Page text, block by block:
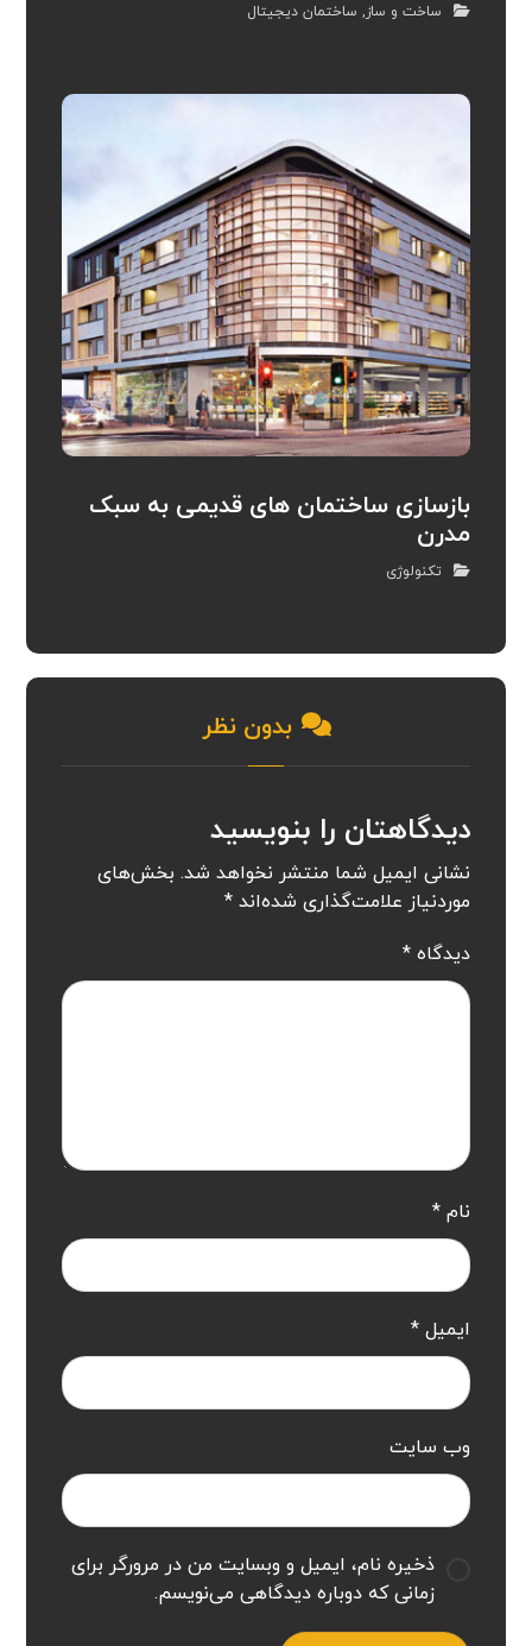
ساخت و ساز, ساختمان دیجیتال
بازسازی ساختمان های قدیمی به سبک
مدرن
تکنولوژی
بدون نظر
دیدگاهتان را بنویسید
نشانی ایمیل شما منتشر نخواهد شد. بخش‌های
موردنیاز علامت‌گذاری شده‌اند*
دیدگاه*
نام*
ایمیل*
وب‌ سایت
ذخیره نام، ایمیل و وبسایت من در مرورگر برای
زمانی که دوباره دیدگاهی می‌نویسم.